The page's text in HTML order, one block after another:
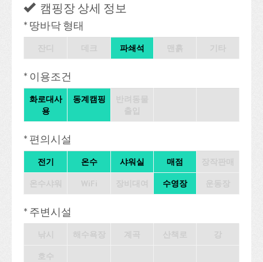
캠핑장 상세 정보
* 땅바닥 형태
파쇄석
* 이용조건
화로대사
용
동계캠핑
* 편의시설
전기 온수 샤워실 매점
수영장
* 주변시설